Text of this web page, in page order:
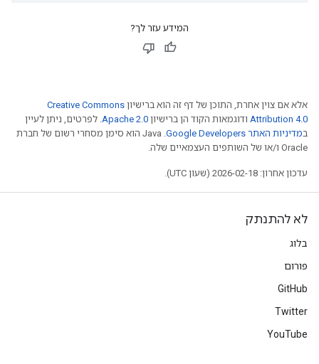
המידע עזר לך?
אלא אם צוין אחרת, התוכן של דף זה הוא ברישיון Creative Commons
Attribution 4.0 ודוגמאות הקוד הן ברישיון Apache 2.0. לפרטים, ניתן לעיין
במדיניות האתר Google Developers‏
.‏ Java הוא סימן מסחרי רשום של חברת
Oracle ו/או של השותפים העצמאיים שלה.
עדכון אחרון: 2026-02-18 (שעון UTC).
לא להתנתק
בלוג
פורום
GitHub
Twitter
YouTube